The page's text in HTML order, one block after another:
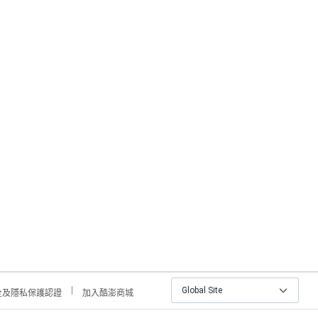
及隱私保護認證 加入酷澎商城 Global Site